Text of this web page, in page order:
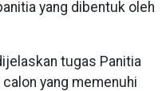
yang dibentuk oleh
tugas Panitia
yang memenuhi